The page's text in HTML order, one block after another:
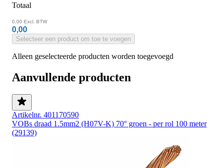
Totaal
0,00 Excl. BTW
0,00
Selecteer een product om toe te voegen
Alleen geselecteerde producten worden toegevoegd
Aanvullende producten
Artikelnr. 401170590
VOBs draad 1.5mm2 (H07V-K) 70° groen - per rol 100 meter
(29139)